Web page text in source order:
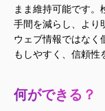
まま維持可能です。
手間を減らし、より
ウェブ情報ではなく
もしやすく、信頼性
何ができる？